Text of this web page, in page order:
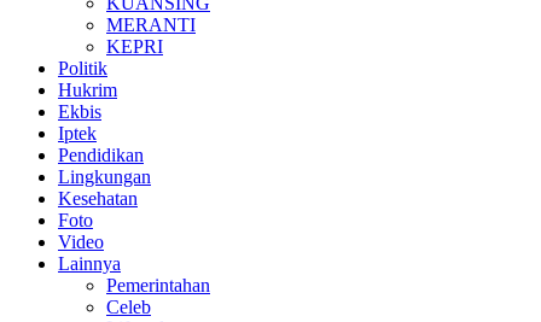
MERANTI
KEPRI
Politik
Hukrim
Ekbis
Iptek
Pendidikan
Lingkungan
Kesehatan
Foto
Video
Lainnya
Pemerintahan
Celeb